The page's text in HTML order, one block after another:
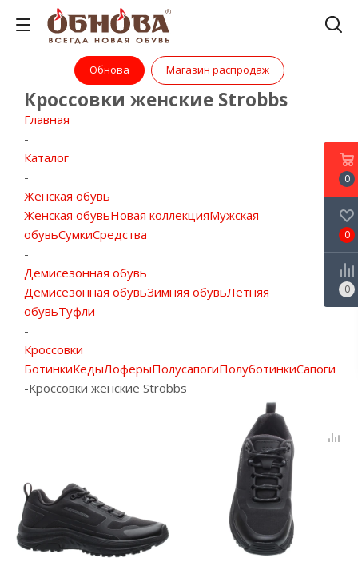
Обнова Магазин распродаж
Кроссовки женские Strobbs
Главная
-
Каталог
-
Женская обувь
Женская обувьНовая коллекцияМужская
обувьСумкиСредства
-
Демисезонная обувь
Демисезонная обувьЗимняя обувьЛетняя
обувьТуфли
-
Кроссовки
БотинкиКедыЛоферыПолусапогиПолуботинкиСапоги
-Кроссовки женские Strobbs
0
0
0